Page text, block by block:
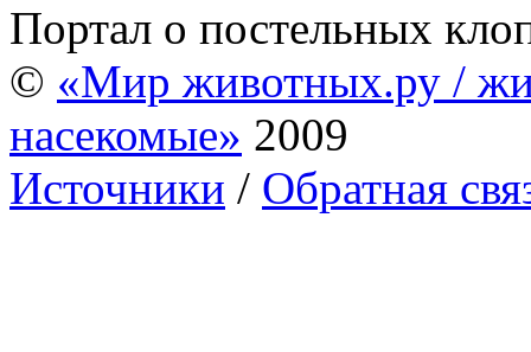
Портал о постельных
© «Мир животных.ру /
насекомые» 2009
Источники / Обратная